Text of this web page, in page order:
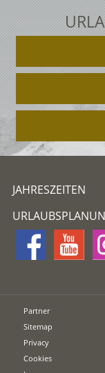
JAHRESZEITEN
Partner
Sitemap
Privacy
Cookies